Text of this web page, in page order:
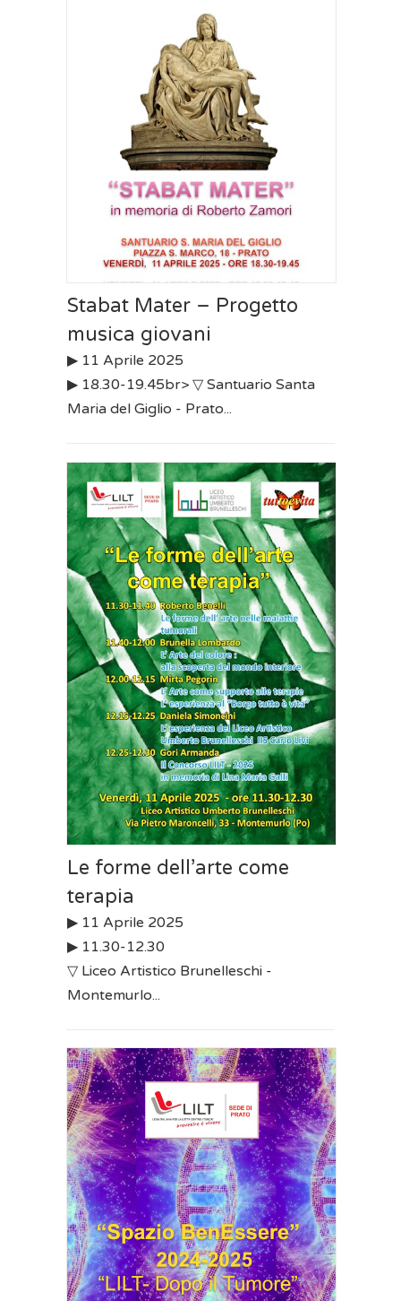
Stabat Mater – Progetto
musica giovani
▶︎ 11 Aprile 2025
▶︎ 18.30-19.45br> ▽ Santuario Santa
Maria del Giglio - Prato...
Le forme dell’arte come
terapia
▶︎ 11 Aprile 2025
▶︎ 11.30-12.30
▽ Liceo Artistico Brunelleschi -
Montemurlo...